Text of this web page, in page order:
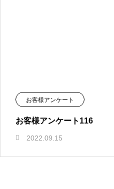
お客様アンケート
お客様アンケート116
2022.09.15